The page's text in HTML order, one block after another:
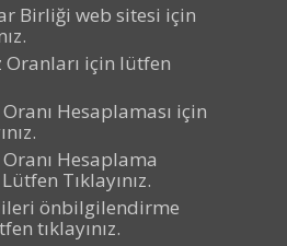
Birliği web sitesi için
Oranları için lütfen
Hesaplaması için
Hesaplama
Tıklayınız.
önbilgilendirme
tıklayınız.